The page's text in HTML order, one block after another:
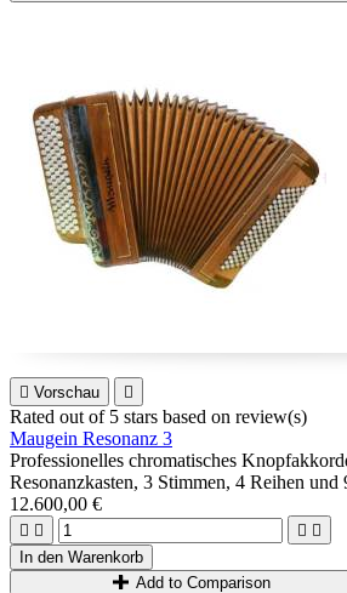
 Vorschau 
Rated out of 5 stars based on review(s)
Maugein Resonanz 3
Professionelles chromatisches
Resonanzkasten, 3 Stimmen, 4 Reihen und
der reinen Maugein -Tradition: genagelte A
Holzgehäuse...
Möglichkeit 3+3 oder 2+4.
Ideal für fortgeschrittene Spieler.
12.600,00 €
   
In den Warenkorb
Add to Comparison